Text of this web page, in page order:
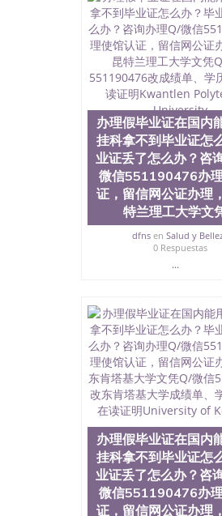
办理假毕业证在国内
挂科拿不到毕业证怎
业证丢了怎么办？咨
微信551190476办
证，留信网公证办理
特兰理工大学文
dfns enSalud y
0 Respuestas
...
办理假毕业证在国内
挂科拿不到毕业证怎
业证丢了怎么办？咨
微信551190476办
证，留信网公证办理